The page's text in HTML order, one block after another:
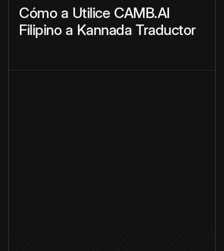
Cómo a Utilice CAMB.AI
Filipino a Kannada Traductor